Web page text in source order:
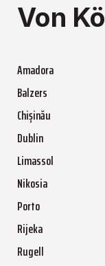
Von
Amadora
Balzers
Chișinău
Dublin
Limassol
Nikosia
Porto
Rijeka
Rugell